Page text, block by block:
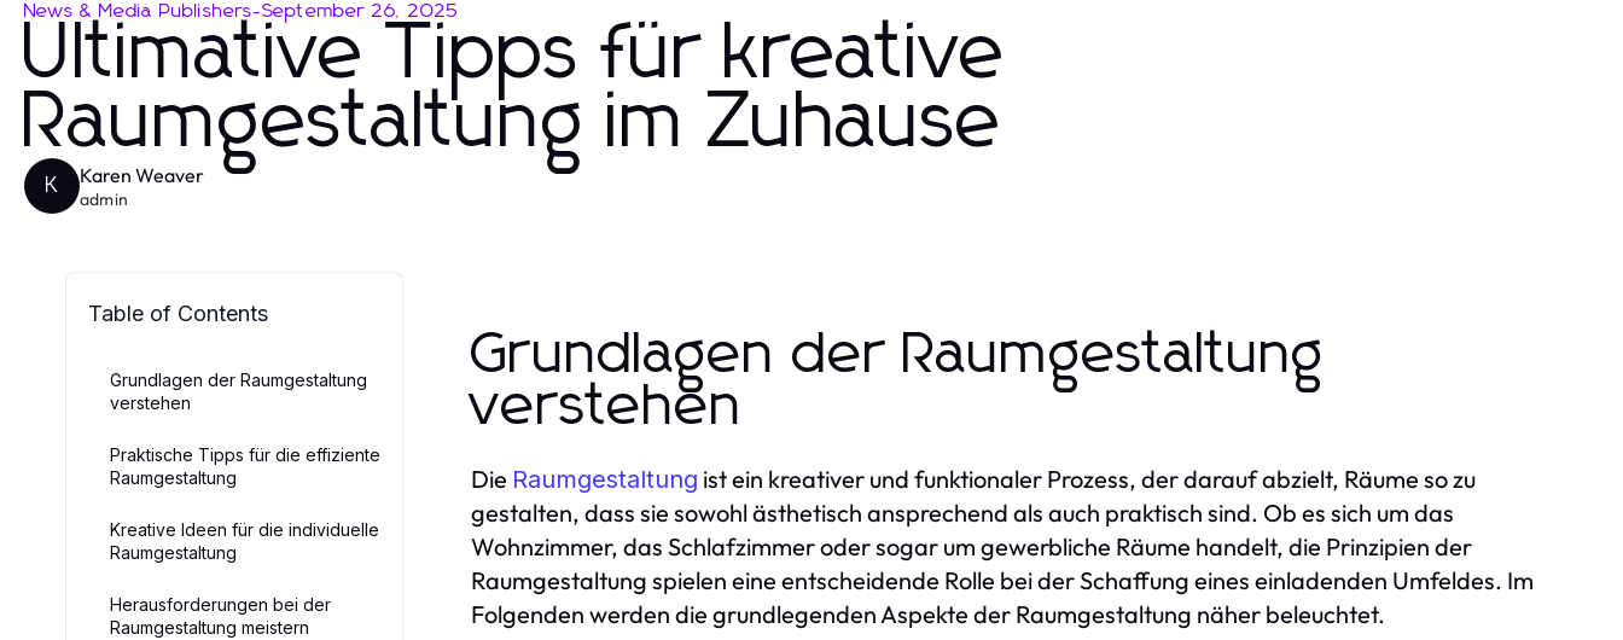
News & Media Publishers-September 26, 2025
Ultimative Tipps für kreative
Raumgestaltung im Zuhause
K Karen Weaver
admin
Table of Contents
Grundlagen der Raumgestaltung
verstehen
Praktische Tipps für die effiziente
Raumgestaltung
Kreative Ideen für die individuelle
Raumgestaltung
Herausforderungen bei der
Raumgestaltung meistern
Grundlagen der Raumgestaltung
verstehen
Die Raumgestaltung ist ein kreativer und funktionaler Prozess, der darauf abzielt, Räume so zu
gestalten, dass sie sowohl ästhetisch ansprechend als auch praktisch sind. Ob es sich um das
Wohnzimmer, das Schlafzimmer oder sogar um gewerbliche Räume handelt, die Prinzipien der
Raumgestaltung spielen eine entscheidende Rolle bei der Schaffung eines einladenden Umfeldes. Im
Folgenden werden die grundlegenden Aspekte der Raumgestaltung näher beleuchtet.